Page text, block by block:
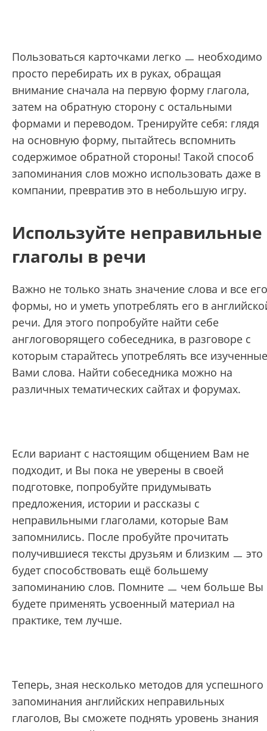
Пользоваться карточками легко ㅡ необходимо
просто перебирать их в руках, обращая
внимание сначала на первую форму глагола,
затем на обратную сторону с остальными
формами и переводом. Тренируйте себя: глядя
на основную форму, пытайтесь вспомнить
содержимое обратной стороны! Такой способ
запоминания слов можно использовать даже в
компании, превратив это в небольшую игру.
Используйте неправильные
глаголы в речи
Важно не только знать значение слова и все его
формы, но и уметь употреблять его в
речи. Для этого попробуйте найти себе
англоговорящего собеседника, в разговоре с
которым старайтесь употреблять все изученные
Вами слова. Найти собеседника можно на
различных тематических сайтах и форумах.
Если вариант с настоящим общением Вам не
подходит, и Вы пока не уверены в своей
подготовке, попробуйте придумывать
предложения, истории и рассказы с
неправильными глаголами, которые Вам
запомнились. После пробуйте прочитать
получившиеся тексты друзьям и близким ㅡ это
будет способствовать ещё большему
запоминанию слов. Помните ㅡ чем больше Вы
будете применять усвоенный материал на
практике, тем лучше.
Теперь, зная несколько методов для успешного
запоминания английских неправильных
глаголов, Вы сможете поднять уровень знания